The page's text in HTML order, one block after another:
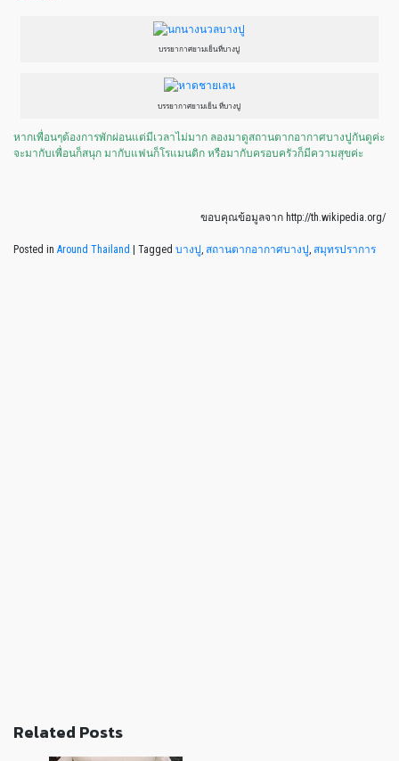
บรรยากาศยามเย็นที่บางปู
บรรยากาศยามเย็น ที่บางปู
หากเพื่อนๆต้องการพักผ่อนแต่มีเวลาไม่มาก ลองมาดูสถานตากอากาศบางปูกันดูค่ะ
จะมากับเพื่อนก็สนุก มากับแฟนก็โรแมนติก หรือมากับครอบครัวก็มีความสุขค่ะ
ขอบคุณข้อมูลจาก http://th.wikipedia.org/
Posted in Around Thailand Tagged บางปู, สถานตากอากาศบางปู, สมุทรปราการ
Related Posts